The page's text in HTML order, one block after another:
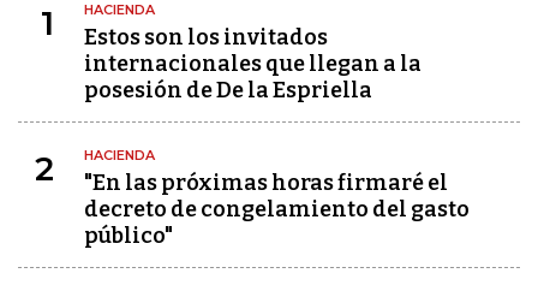
1 HACIENDA
Estos son los invitados
internacionales que llegan a la
posesión de De la Espriella
2 HACIENDA
"En las próximas horas firmaré el
decreto de congelamiento del gasto
público"